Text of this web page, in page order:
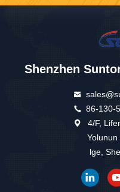
Shenzhen
86-130-
4/F,
lge,